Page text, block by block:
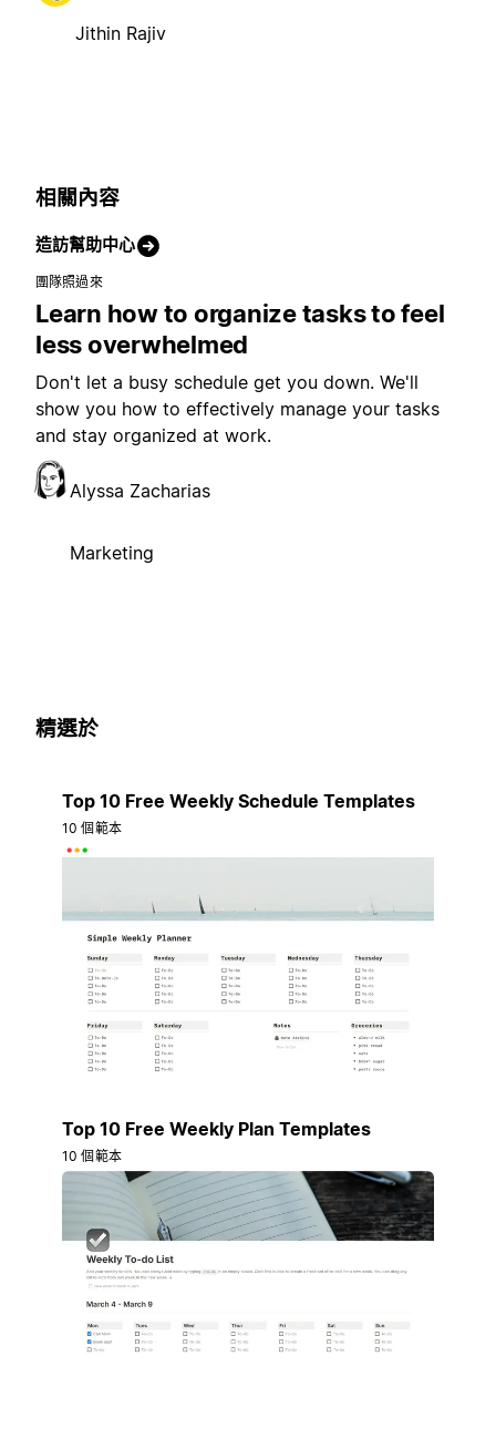
Jithin Rajiv
相關內容
造訪幫助中心
團隊照過來
Learn how to organize tasks to feel
less overwhelmed
Don't let a busy schedule get you down. We'll
show you how to effectively manage your tasks
and stay organized at work.
Alyssa Zacharias
Marketing
精選於
Top 10 Free Weekly Schedule Templates
10 個範本
Top 10 Free Weekly Plan Templates
10 個範本